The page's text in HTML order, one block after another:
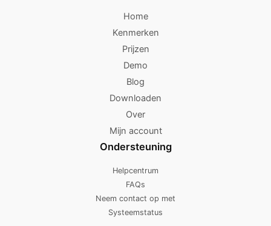
Home
Kenmerken
Prijzen
Demo
Blog
Downloaden
Over
Mijn account
Ondersteuning
Helpcentrum
FAQs
Neem contact op met
Systeemstatus